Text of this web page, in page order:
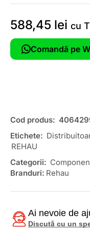
588,45 lei cu
Comandă pe
Cod produs:
Etichete:
REHAU
Categorii:
Branduri: Rehau
Ai nevoie de
Discută cu un